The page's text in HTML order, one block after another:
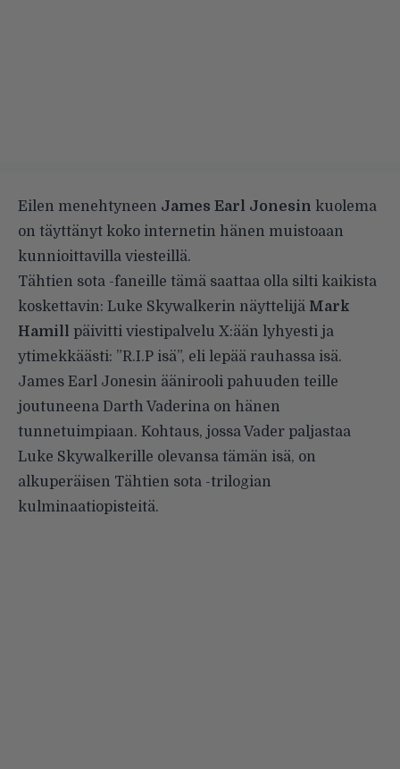
Eilen menehtyneen James Earl Jonesin kuolema
on täyttänyt koko internetin hänen muistoaan
kunnioittavilla viesteillä.
Tähtien sota -faneille tämä saattaa olla silti kaikista
koskettavin: Luke Skywalkerin näyttelijä Mark
Hamill päivitti viestipalvelu X:ään lyhyesti ja
ytimekkäästi: ”R.I.P isä”, eli lepää rauhassa isä.
James Earl Jonesin äänirooli pahuuden teille
joutuneena Darth Vaderina on hänen
tunnetuimpiaan. Kohtaus, jossa Vader paljastaa
Luke Skywalkerille olevansa tämän isä, on
alkuperäisen Tähtien sota -trilogian
kulminaatiopisteitä.